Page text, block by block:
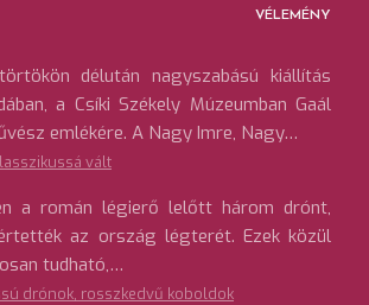
VÉLEMÉNY
délután nagyszabású kiállítás
a Csíki Székely Múzeumban Gaál
emlékére. A Nagy Imre, Nagy…
vált
a román légierő lelőtt három drónt,
az ország légterét. Ezek közül
tudható,…
drónok, rosszkedvű koboldok